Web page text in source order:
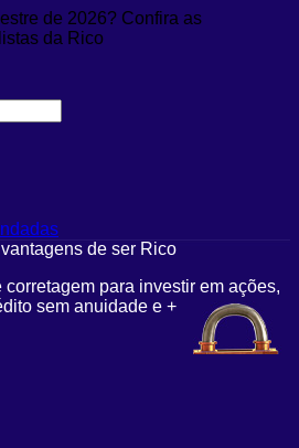
de 2026? Confira as
da Rico
de ser Rico
corretagem para investir em ações,
sem anuidade e +